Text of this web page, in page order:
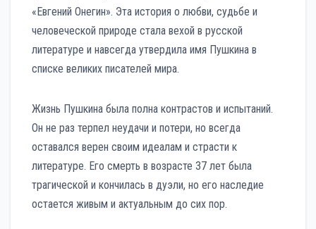
«Евгений Онегин». Эта история о любви, судьбе и
человеческой природе стала вехой в русской
литературе и навсегда утвердила имя Пушкина в
списке великих писателей мира.
Жизнь Пушкина была полна контрастов и испытаний.
Он не раз терпел неудачи и потери, но всегда
оставался верен своим идеалам и страсти к
литературе. Его смерть в возрасте 37 лет была
трагической и кончилась в дуэли, но его наследие
остается живым и актуальным до сих пор.